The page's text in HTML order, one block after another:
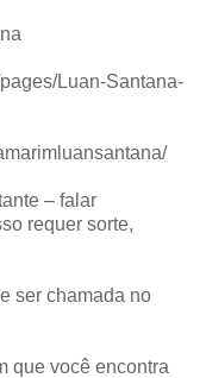
Luan-Santana-
– falar
requer sorte,
ser chamada no
que você encontra